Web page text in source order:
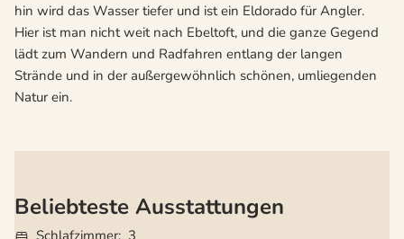
hin wird das Wasser tiefer und ist ein Eldorado für Angler.
Hier ist man nicht weit nach Ebeltoft, und die ganze Gegend
lädt zum Wandern und Radfahren entlang der langen
Strände und in der außergewöhnlich schönen, umliegenden
Natur ein.
Beliebteste Ausstattungen
Schlafzimmer 3